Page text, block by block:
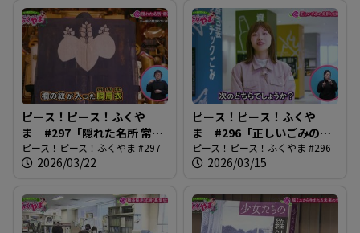
ピース！ピース！ふくや
ま #297「隠れた名所 常国
寺」
ピース！ピース！ふくやま #297
2026/03/22
ピース！ピース！ふくや
ま #296「正しいごみの分
別と出し方」
ピース！ピース！ふくやま #296
2026/03/15